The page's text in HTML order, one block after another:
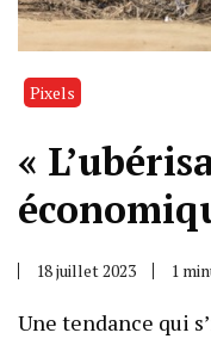
Pixels
«
18 juillet 2023 1
Une tendance qui